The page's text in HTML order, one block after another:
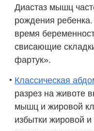
Диастаз мышц
рождения
время
свисающие
фартук».
Классическая
разрез на животе
мышц и жировой
избытки жировой и